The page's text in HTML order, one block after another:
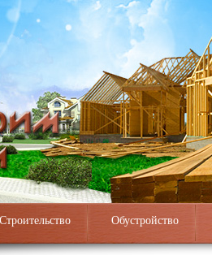
Строительство Обустройство